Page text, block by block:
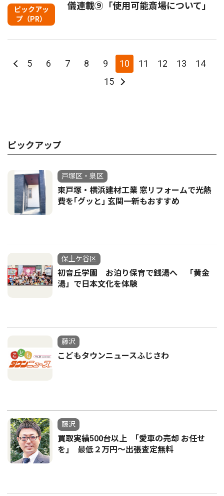
ピックアッ
プ（PR）
儀連載⑨「使用可能斎場について｣
5 6 7 8 9 10 11 12 13
14
15
ピックアップ
戸塚区・泉区
東戸塚・横浜建材工業 窓リフォームで光熱
費を｢グッと｣ 玄関一新もおすすめ
保土ケ谷区
初音丘学園 お泊り保育で銭湯へ 「黄金
湯」で日本文化を体験
藤沢
こどもタウンニュースふじさわ
藤沢
買取実績500台以上 ｢愛車の売却 お任せ
を｣ 最低２万円〜出張査定無料